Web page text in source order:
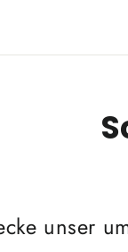
unser